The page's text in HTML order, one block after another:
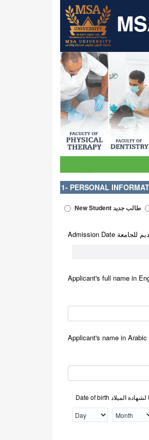
New Student طالب جديد
Applicant's full name in
Applicant's name in Arabic